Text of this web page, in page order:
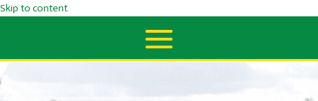
Skip to content